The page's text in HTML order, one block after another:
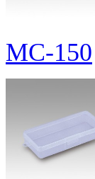
MC-150